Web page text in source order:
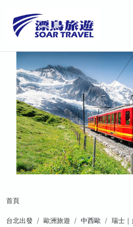
首頁
台北出發 歐洲旅遊 中西歐
瑞士｜